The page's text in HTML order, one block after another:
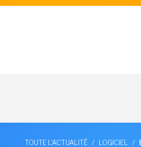
TOUTE L'ACTUALITÉ / LOGICIEL /